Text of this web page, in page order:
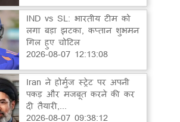
IND vs SL: भारतीय टीम को
लगा बड़ा झटका, कप्तान शुभमन
गिल हुए चोटिल
2026-08-07 12:13:08
Iran ने होर्मुज स्ट्रेट पर अपनी
पकड़ और मजबूत करने की कर
दी तैयारी,...
2026-08-07 09:38:12